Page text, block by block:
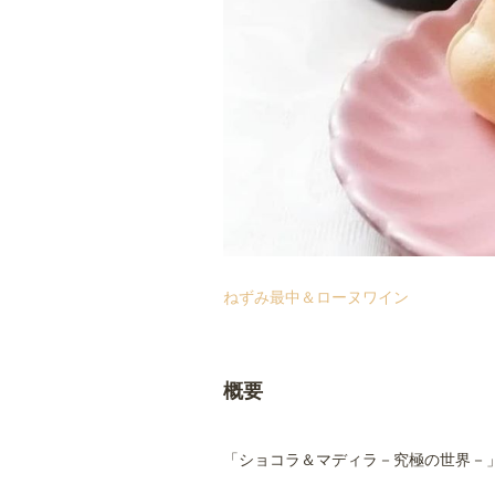
ねずみ最中＆ローヌワイン
概要
「ショコラ＆マディラ－究極の世界－